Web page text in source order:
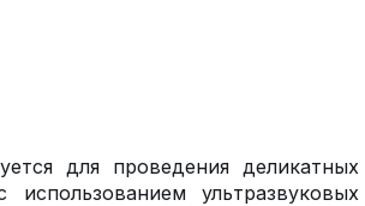
для проведения деликатных
ультразвуковых